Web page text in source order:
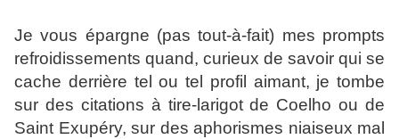
Je vous épargne (pas tout-à-fait) mes prompts
refroidissements quand, curieux de savoir qui se
cache derrière tel ou tel profil aimant, je tombe
sur des citations à tire-larigot de Coelho ou de
Saint Exupéry, sur des aphorismes niaiseux mal